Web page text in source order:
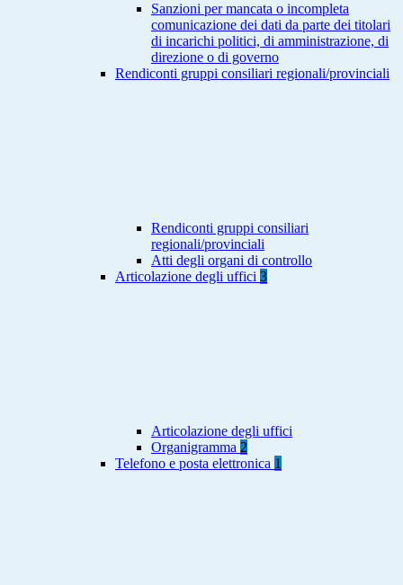
Sanzioni per mancata o incompleta
comunicazione dei dati da parte dei titolari
di incarichi politici, di amministrazione, di
direzione o di governo
Rendiconti gruppi consiliari regionali/provinciali
Rendiconti gruppi consiliari
regionali/provinciali
Atti degli organi di controllo
Articolazione degli uffici 3
Articolazione degli uffici
Organigramma 2
Telefono e posta elettronica 1